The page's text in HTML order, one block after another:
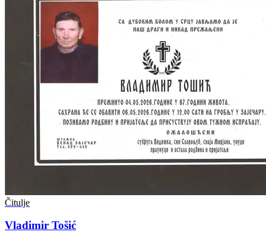
Čitulje
Vladimir Tošić